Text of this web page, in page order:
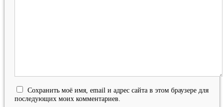
Сохранить моё имя, email и адрес сайта в этом браузере для
последующих моих комментариев.